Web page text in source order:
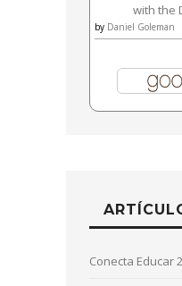
with the
by Daniel Goleman
Conecta Educar